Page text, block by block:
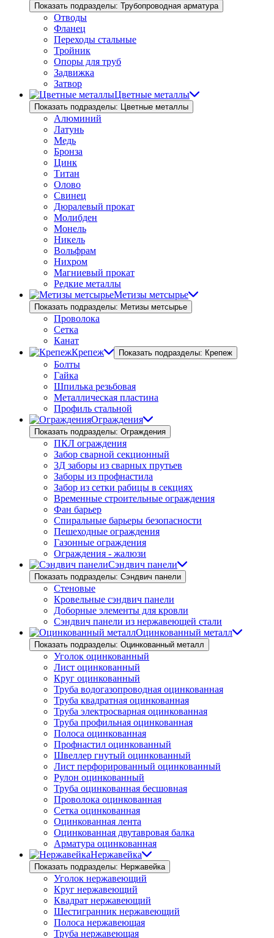
Показать подразделы: Трубопроводная арматура
Отводы
Фланец
Переходы стальные
Тройник
Опоры для труб
Задвижка
Затвор
Цветные металлы
Показать подразделы: Цветные металлы
Алюминий
Латунь
Медь
Бронза
Цинк
Титан
Олово
Свинец
Дюралевый прокат
Молибден
Монель
Никель
Вольфрам
Нихром
Магниевый прокат
Редкие металлы
Метизы метсырье
Показать подразделы: Метизы метсырье
Проволока
Сетка
Канат
Крепеж
Показать подразделы: Крепеж
Болты
Гайка
Шпилька резьбовая
Металлическая пластина
Профиль стальной
Ограждения
Показать подразделы: Ограждения
ПКЛ ограждения
Забор сварной секционный
3Д заборы из сварных прутьев
Заборы из профнастила
Забор из сетки рабицы в секциях
Временные строительные ограждения
Фан барьер
Спиральные барьеры безопасности
Пешеходные ограждения
Газонные ограждения
Ограждения - жалюзи
Сэндвич панели
Показать подразделы: Сэндвич панели
Стеновые
Кровельные сэндвич панели
Доборные элементы для кровли
Сэндвич панели из нержавеющей стали
Оцинкованный металл
Показать подразделы: Оцинкованный металл
Уголок оцинкованный
Лист оцинкованный
Круг оцинкованный
Труба водогазопроводная оцинкованная
Труба квадратная оцинкованная
Труба электросварная оцинкованная
Труба профильная оцинкованная
Полоса оцинкованная
Профнастил оцинкованный
Швеллер гнутый оцинкованный
Лист перфорированный оцинкованный
Рулон оцинкованный
Труба оцинкованная бесшовная
Проволока оцинкованная
Сетка оцинкованная
Оцинкованная лента
Оцинкованная двутавровая балка
Арматура оцинкованная
Нержавейка
Показать подразделы: Нержавейка
Уголок нержавеющий
Круг нержавеющий
Квадрат нержавеющий
Шестигранник нержавеющий
Полоса нержавеющая
Труба нержавеющая